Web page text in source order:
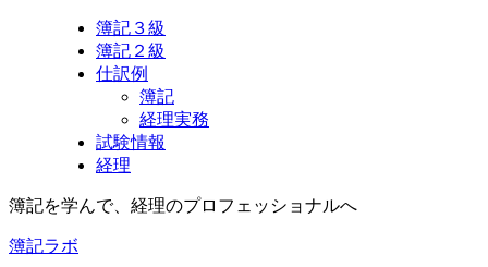
簿記３級
簿記２級
仕訳例
簿記
経理実務
試験情報
経理
簿記を学んで、経理のプロフェッショナルへ
簿記ラボ